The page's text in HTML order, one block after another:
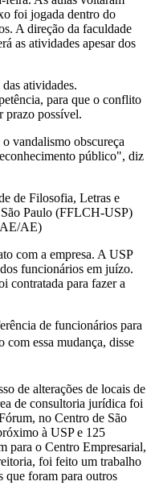
foi jogada dentro do
A direção da faculdade
as atividades apesar dos
atividades.
para que o conflito
prazo possível.
vandalismo obscureça
público", diz
de Filosofia, Letras e
Paulo (FFLCH-USP)
AE/AE)
com a empresa. A USP
funcionários em juízo.
contratada para fazer a
de funcionários para
essa mudança, disse
de alterações de locais de
de consultoria jurídica foi
no Centro de São
à USP e 125
para o Centro Empresarial,
foi feito um trabalho
que foram para outros